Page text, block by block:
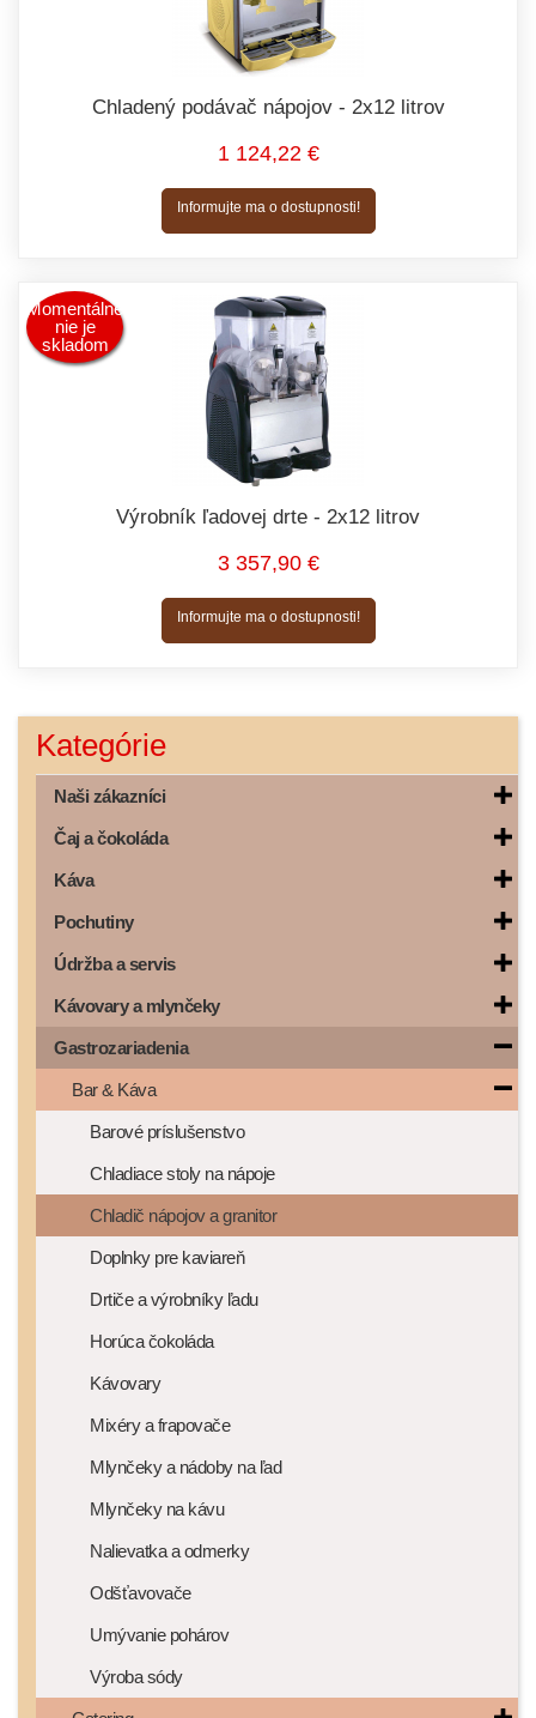
Chladený podávač nápojov - 2x12 litrov
1 124,22 €
Informujte ma o dostupnosti!
Momentálne
nie je
skladom
Výrobník ľadovej drte - 2x12 litrov
3 357,90 €
Informujte ma o dostupnosti!
Kategórie
Naši zákazníci
Čaj a čokoláda
Káva
Pochutiny
Údržba a servis
Kávovary a mlynčeky
Gastrozariadenia
Bar & Káva
Barové príslušenstvo
Chladiace stoly na nápoje
Chladič nápojov a granitor
Doplnky pre kaviareň
Drtiče a výrobníky ľadu
Horúca čokoláda
Kávovary
Mixéry a frapovače
Mlynčeky a nádoby na ľad
Mlynčeky na kávu
Nalievatka a odmerky
Odšťavovače
Umývanie pohárov
Výroba sódy